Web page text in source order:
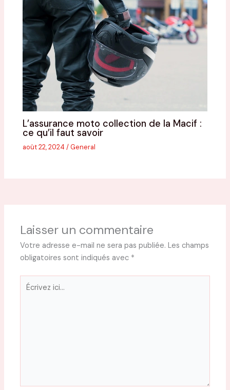
L’assurance moto collection de la Macif :
ce qu’il faut savoir
août 22, 2024/ General
Laisser un commentaire
Votre adresse e-mail ne sera pas publiée. Les champs
obligatoires sont indiqués avec *
Écrivez
ici…